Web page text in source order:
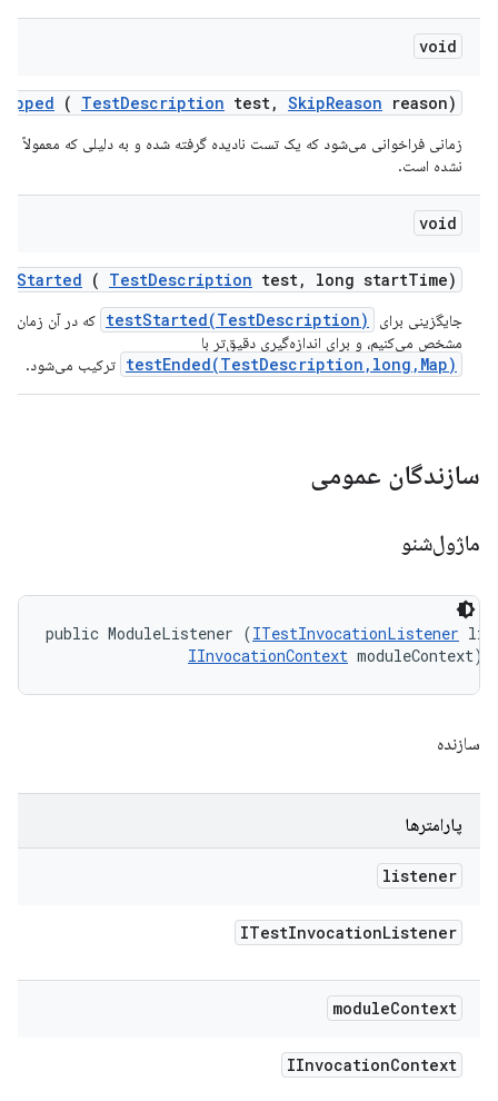
void
( TestDescription test, SkipReason reason)
زمانی فراخوانی می‌شود که یک تست نادیده گرفته شده و به دلیلی که معمولاً
نشده است.
void
Started ( TestDescription test, long startTime)
جایگزینی برای testStarted(TestDescription) که در آن زمان
مشخص می‌کنیم، و برای اندازه‌گیری دقیق‌تر با
testEnded(TestDescription,long,Map) ترکیب می‌شود.
سازندگان عمومی
ماژول‌شنو
public ModuleListener (ITestInvocationListener
IInvocationContext moduleContext)
سازنده
پارامترها
listener
ITestInvocationListener
moduleContext
IInvocationContext